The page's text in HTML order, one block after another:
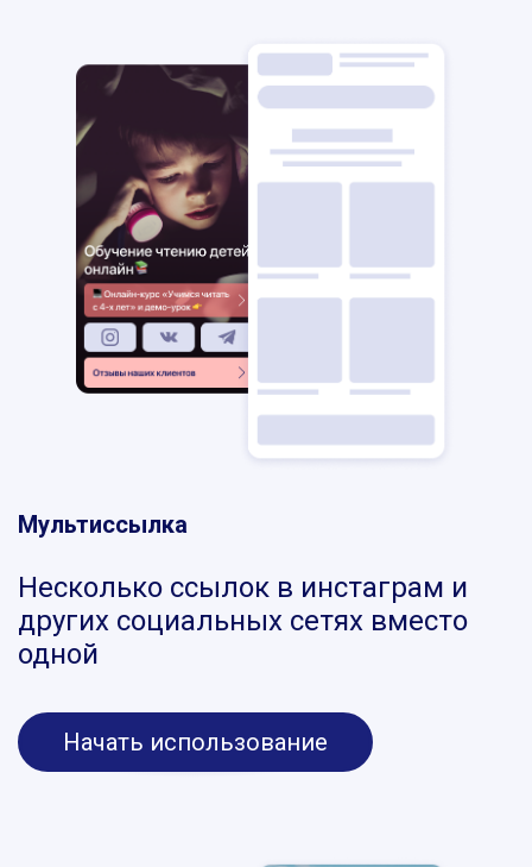
Мультиссылка
Несколько ссылок в инстаграм и
других социальных сетях вместо
одной
Начать использование